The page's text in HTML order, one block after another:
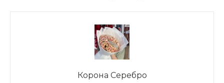
Корона Серебро